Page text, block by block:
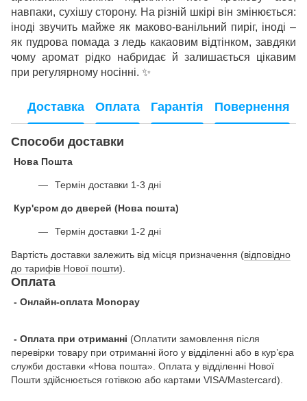
навпаки, сухішу сторону. На різній шкірі він змінюється:
іноді звучить майже як маково-ванільний пиріг, іноді –
як пудрова помада з ледь какаовим відтінком, завдяки
чому аромат рідко набридає й залишається цікавим
при регулярному носінні. ✨
Доставка Оплата Гарантія Повернення
Способи доставки
Нова Пошта
Термін доставки 1-3 дні
Кур'єром до дверей (Нова пошта)
Термін доставки 1-2 дні
Вартість доставки залежить від місця призначення (відповідно
до тарифів Нової пошти).
Оплата
- Онлайн-оплата Monopay
- Оплата при отриманні (Оплатити замовлення після
перевірки товару при отриманні його у відділенні або в кур’єра
служби доставки «Нова пошта». Оплата у відділенні Нової
Пошти здійснюється готівкою або картами VISA/Mastercard).